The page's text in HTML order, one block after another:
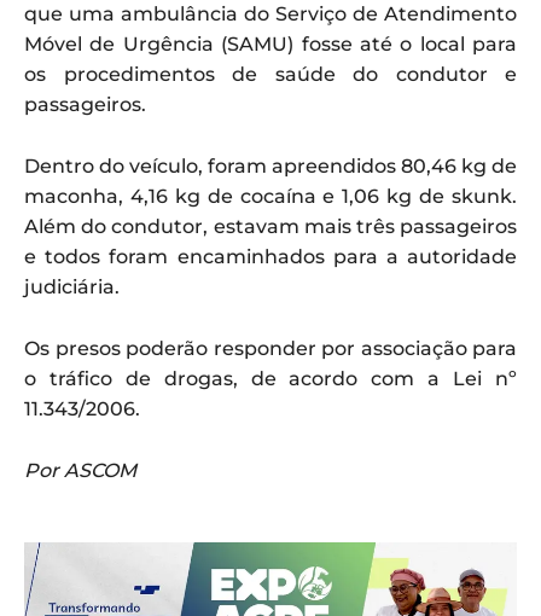
que uma ambulância do Serviço de Atendimento
Móvel de Urgência (SAMU) fosse até o local para
os procedimentos de saúde do condutor e
passageiros.
Dentro do veículo, foram apreendidos 80,46 kg de
maconha, 4,16 kg de cocaína e 1,06 kg de skunk.
Além do condutor, estavam mais três passageiros
e todos foram encaminhados para a autoridade
judiciária.
Os presos poderão responder por associação para
o tráfico de drogas, de acordo com a Lei nº
11.343/2006.
Por ASCOM